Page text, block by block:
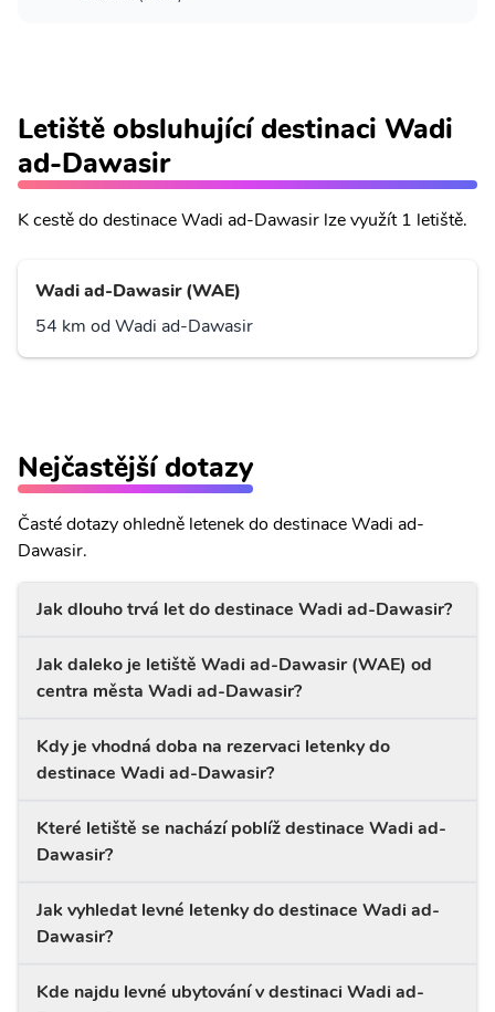
Letiště obsluhující destinaci Wadi
ad-Dawasir
K cestě do destinace Wadi ad-Dawasir lze využít 1 letiště.
Wadi ad-Dawasir (WAE)
54 km od Wadi ad-Dawasir
Nejčastější dotazy
Časté dotazy ohledně letenek do destinace Wadi ad-
Dawasir.
Jak dlouho trvá let do destinace Wadi ad-Dawasir?
Jak daleko je letiště Wadi ad-Dawasir (WAE) od
centra města Wadi ad-Dawasir?
Kdy je vhodná doba na rezervaci letenky do
destinace Wadi ad-Dawasir?
Které letiště se nachází poblíž destinace Wadi ad-
Dawasir?
Jak vyhledat levné letenky do destinace Wadi ad-
Dawasir?
Kde najdu levné ubytování v destinaci Wadi ad-